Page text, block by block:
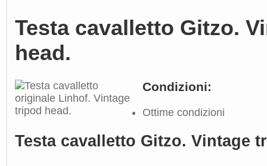
Testa cavalletto Gitzo.
head.
Condizioni:
Ottime condizioni
Testa cavalletto Gitzo. Vintage